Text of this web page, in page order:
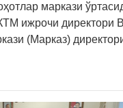
маркази
ижрочи директори
(Марказ)